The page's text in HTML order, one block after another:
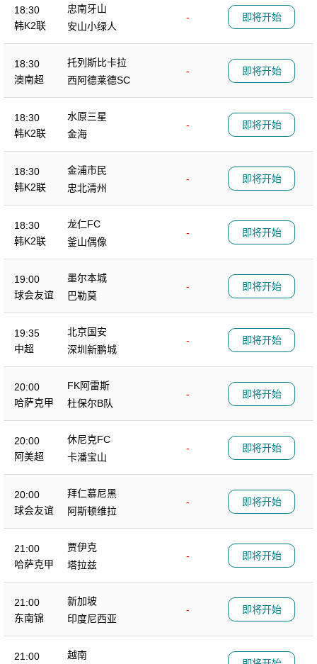
18:30
韩K2联
忠南牙山
-
安山小绿人
即将开始
18:30
澳南超
托列斯比卡拉
-
西阿德莱德SC
即将开始
18:30
韩K2联
水原三星
-
金海
即将开始
18:30
韩K2联
金浦市民
-
忠北清州
即将开始
18:30
韩K2联
龙仁FC
-
釜山偶像
即将开始
19:00
球会友谊
墨尔本城
-
巴勒莫
即将开始
19:35
中超
北京国安
-
深圳新鹏城
即将开始
20:00
哈萨克甲
FK阿雷斯
-
杜保尔B队
即将开始
20:00
阿美超
休尼克FC
-
卡潘宝山
即将开始
20:00
球会友谊
拜仁慕尼黑
-
阿斯顿维拉
即将开始
21:00
哈萨克甲
贾伊克
-
塔拉兹
即将开始
21:00
东南锦
新加坡
-
印度尼西亚
即将开始
21:00 越南